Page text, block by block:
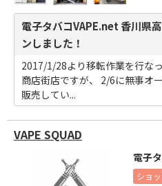
電子タバコVAPE.net 香川県
ンしました！
2017/1/28より移転作業を行な
商店街店ですが、 2/6に無事オ
販売してい...
VAPE SQUAD
電子
ショ